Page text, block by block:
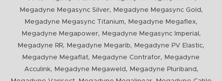
Megadyne Megasync Silver, Megadyne Megasync Gold ,
Megadyne Megasync Titanium, Megadyne Megaflex,
Megadyne Megapower, Megadyne Megasync Imperial ,
Megadyne RR, Megadyne Megarib, Megadyne PV Elastic,
Megadyne Megaflat, Megadyne Contrafor,
Megadyne
Acculink, Megadyne Megaweld , Megadyne Pluriband ,